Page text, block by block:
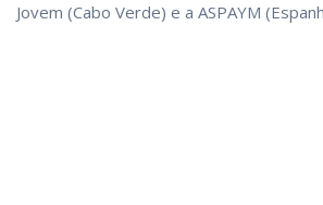
Jovem (Cabo Verde) e a ASPAYM